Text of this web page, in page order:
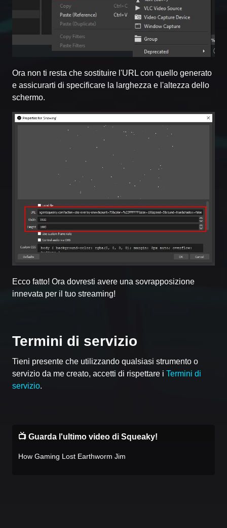
Ora non ti resta che sostituire l'URL con quello generato
e assicurarti di specificare la larghezza e l'altezza dello
schermo.
Ecco fatto! Ora dovresti avere una sovrapposizione
innevata per il tuo streaming!
Termini di servizio
Tieni presente che utilizzando qualsiasi strumento o
servizio da me creato, accetti di rispettare i Termini di
servizio.
📺 Guarda l'ultimo video di Squeaky!
How Gaming Lost Earthworm Jim